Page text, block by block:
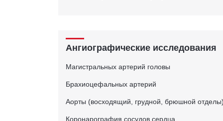
Ангиографические исследования
Магистральных артерий головы
Брахиоцефальных артерий
Аорты (восходящий, грудной, брюшной
Коронарография сосудов сердца